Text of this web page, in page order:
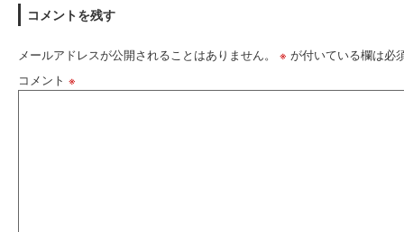
コメントを残す
メールアドレスが公開されることはありません。 ※ が付いている欄は必
コメント ※